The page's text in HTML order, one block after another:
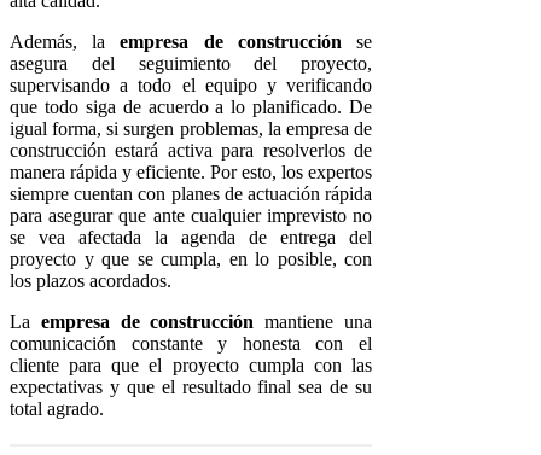
Además, laempresa de construcción se
asegura del seguimiento del proyecto,
supervisando a todo el equipo y verificando
que todo siga de acuerdo a lo planificado. De
igual forma, si surgen problemas, la empresa de
construcción estará activa para resolverlos de
manera rápida y eficiente. Por esto, los expertos
siempre cuentan con planes de actuación rápida
para asegurar que ante cualquier imprevisto no
se vea afectada la agenda de entrega del
proyecto y que se cumpla, en lo posible, con
los plazos acordados.
La empresa de construcción mantiene una
comunicación constante y honesta con el
cliente para que el proyecto cumpla con las
expectativas y que el resultado final sea de su
total agrado.